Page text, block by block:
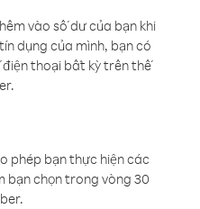
vào số dư của bạn khi
dụng của mình, bạn có
thoại bất kỳ trên thế
phép bạn thực hiện các
bạn chọn trong vòng 30